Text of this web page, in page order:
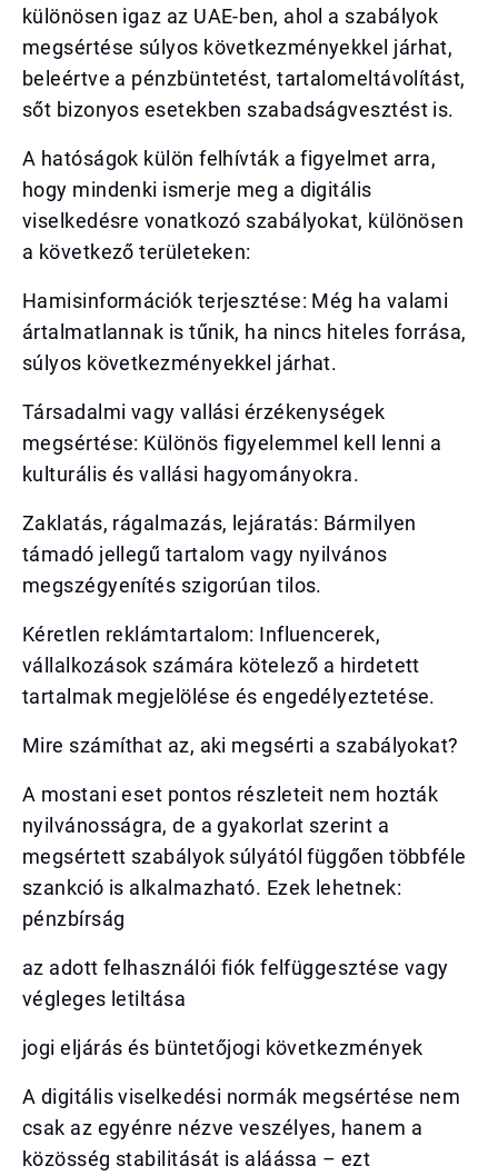
különösen igaz az UAE-ben, ahol a szabályok
megsértése súlyos következményekkel járhat,
beleértve a pénzbüntetést, tartalomeltávolítást,
sőt bizonyos esetekben szabadságvesztést is.
A hatóságok külön felhívták a figyelmet arra,
hogy mindenki ismerje meg a digitális
viselkedésre vonatkozó szabályokat, különösen
a következő területeken:
Hamisinformációk terjesztése: Még ha valami
ártalmatlannak is tűnik, ha nincs hiteles forrása,
súlyos következményekkel járhat.
Társadalmi vagy vallási érzékenységek
megsértése: Különös figyelemmel kell lenni a
kulturális és vallási hagyományokra.
Zaklatás, rágalmazás, lejáratás: Bármilyen
támadó jellegű tartalom vagy nyilvános
megszégyenítés szigorúan tilos.
Kéretlen reklámtartalom: Influencerek,
vállalkozások számára kötelező a hirdetett
tartalmak megjelölése és engedélyeztetése.
Mire számíthat az, aki megsérti a szabályokat?
A mostani eset pontos részleteit nem hozták
nyilvánosságra, de a gyakorlat szerint a
megsértett szabályok súlyától függően többféle
szankció is alkalmazható. Ezek lehetnek:
pénzbírság
az adott felhasználói fiók felfüggesztése vagy
végleges letiltása
jogi eljárás és büntetőjogi következmények
A digitális viselkedési normák megsértése nem
csak az egyénre nézve veszélyes, hanem a
közösség stabilitását is aláássa – ezt